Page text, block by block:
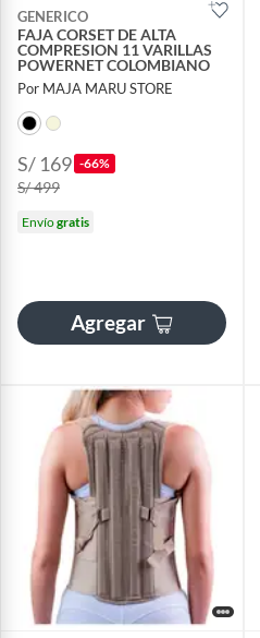
GENERICO
FAJA CORSET DE ALTA
COMPRESION 11 VARILLAS
POWERNET COLOMBIANO
Por MAJA MARU STORE
S/ 169 -66%
S/ 499
Envíogratis
Agregar